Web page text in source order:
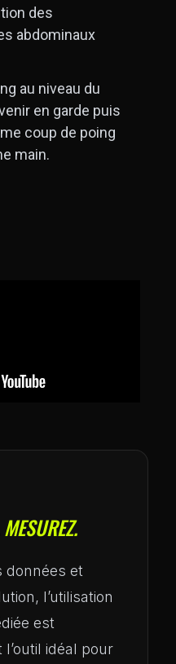
des
abdominaux
au niveau du
en garde puis
coup de poing
main.
MESUREZ.
données et
l’utilisation
est
l’outil idéal pour